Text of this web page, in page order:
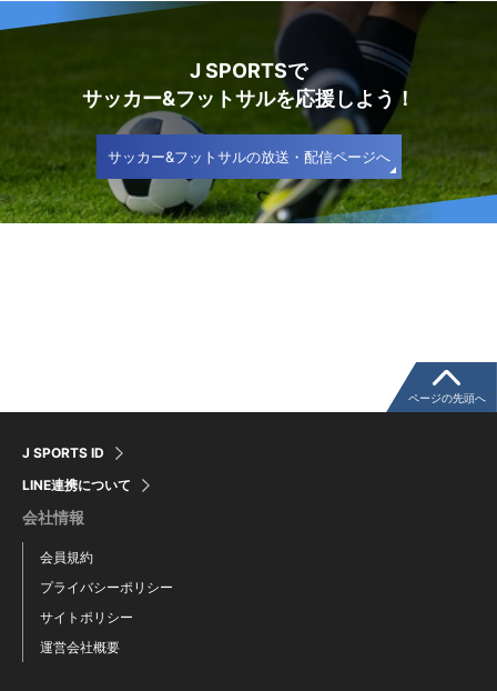
J SPORTSで
サッカー&フットサルを応援しよう！
サッカー&フットサルの放送・配信ページへ
J SPORTS ID
LINE連携について
会社情報
会員規約
プライバシーポリシー
サイトポリシー
運営会社概要
ページの先頭へ